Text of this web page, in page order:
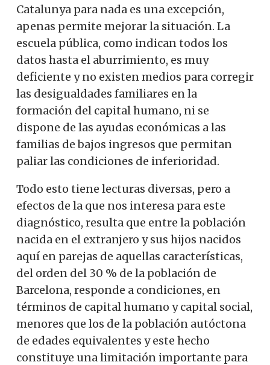
Catalunya para nada es una excepción,
apenas permite mejorar la situación. La
escuela pública, como indican todos los
datos hasta el aburrimiento, es muy
deficiente y no existen medios para corregir
las desigualdades familiares en la
formación del capital humano, ni se
dispone de las ayudas económicas a las
familias de bajos ingresos que permitan
paliar las condiciones de inferioridad.
Todo esto tiene lecturas diversas, pero a
efectos de la que nos interesa para este
diagnóstico, resulta que entre la población
nacida en el extranjero y sus hijos nacidos
aquí en parejas de aquellas características,
del orden del 30 % de la población de
Barcelona, responde a condiciones, en
términos de capital humano y capital social,
menores que los de la población autóctona
de edades equivalentes y este hecho
constituye una limitación importante para